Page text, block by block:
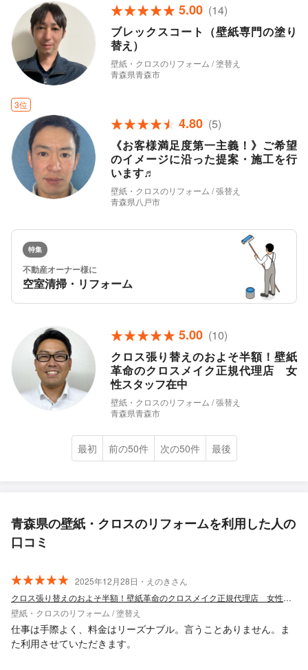
5.00 (14)
ブレックスコート（壁紙専門の塗り
替え）
壁紙・クロスのリフォーム / 塗替え
青森県青森市
3位
4.80 (5)
《お客様満足度第一主義！》ご希望
のイメージに沿った提案・施工を行
います♬
壁紙・クロスのリフォーム / 張替え
青森県八戸市
特集
不動産オーナー様に
空室清掃・リフォーム
5.00 (10)
クロス張り替えのおよそ半額！壁紙
革命のクロスメイク正規代理店 女
性スタッフ在中
壁紙・クロスのリフォーム / 張替え
青森県青森市
最初 前の50件 次の50件 最後
青森県の壁紙・クロスのリフォームを利用した人の
口コミ
2025年12月28日・えのきさん
クロス張り替えのおよそ半額！壁紙革命のクロスメイク正規代理店 女性スタッフ在中
壁紙・クロスのリフォーム / 塗替え
仕事は手際よく、料金はリーズナブル。言うことありません。ま
た利用させていただきます。